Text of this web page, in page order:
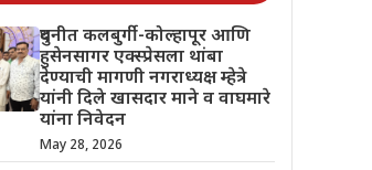
दुधनीत कलबुर्गी-कोल्हापूर आणि
हुसेनसागर एक्स्प्रेसला थांबा
देण्याची मागणी नगराध्यक्ष म्हेत्रे
यांनी दिले खासदार माने व वाघमारे
यांना निवेदन
May 28, 2026